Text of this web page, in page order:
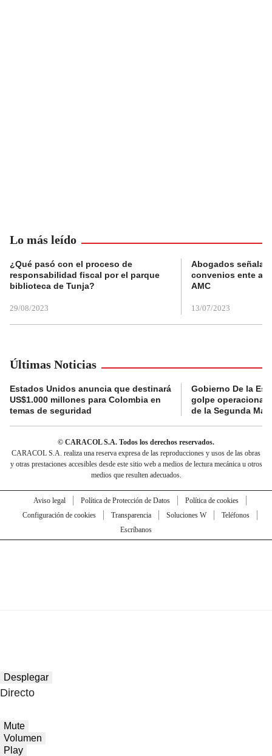
Lo más leído
¿Qué pasó con el proceso de
responsabilidad fiscal por el parque
biblioteca de Tunja?
29/08/2023
Abogados
convenios ente
AMC
13/07/2023
Últimas Noticias
Estados Unidos anuncia que destinará
US$1.000 millones para Colombia en
temas de seguridad
Gobierno De la
golpe
de la Segunda
© CARACOL S.A. Todos los derechos reservados.
CARACOL S.A. realiza una reserva expresa de las reproducciones y usos de las obras
y otras prestaciones accesibles desde este sitio web a medios de lectura mecánica u otros
medios que resulten adecuados.
Aviso legal Política de Protección de Datos
Política de cookies
Configuración de cookies
Transparencia Soluciones W
Teléfonos
Escríbanos
Desplegar
Directo
Mute
Volumen
Play